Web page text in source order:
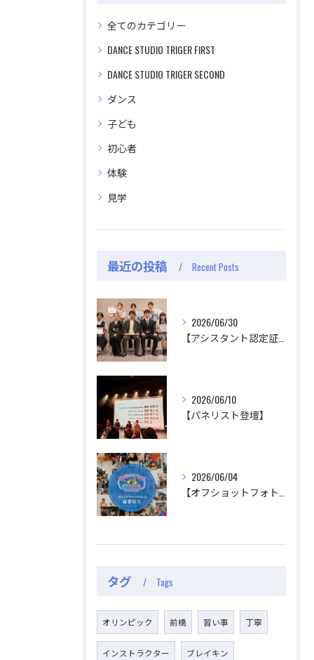
全てのカテゴリー
DANCE STUDIO TRIGER FIRST
DANCE STUDIO TRIGER SECOND
ダンス
子ども
初心者
体験
見学
最近の投稿 Recent Posts
2026/06/30
2026/06/10
【パネリスト登壇】
2026/06/04
タグ Tags
オリンピック 前橋 習い事 丁寧
インストラクター ブレイキン
公式ラジオ番組「ダンスのとなり」スタート！ スタ
ジオのこと、先生たちのことなどゆるく配信中
公式ラジオ番組「ダンスのとなり」スタート！ スタ
ジオのこと、先生たちのことなどゆるく配信中